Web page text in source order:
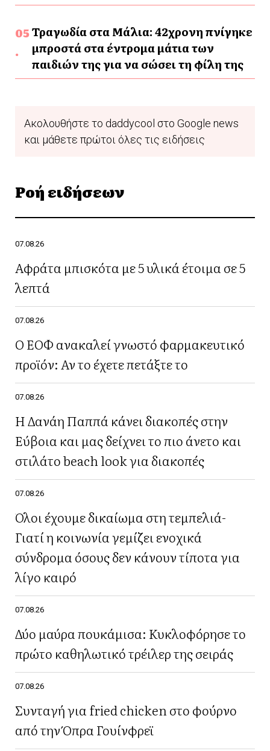
Τραγωδία στα Μάλια: 42χρονη πνίγηκε
μπροστά στα έντρομα μάτια των
παιδιών της για να σώσει τη φίλη της
Ακολουθήστε το daddycool στο Google news
και μάθετε πρώτοι όλες τις ειδήσεις
Ροή ειδήσεων
07.08.26
Αφράτα μπισκότα με 5 υλικά έτοιμα σε 5
λεπτά
07.08.26
Ο ΕΟΦ ανακαλεί γνωστό φαρμακευτικό
προϊόν: Αν το έχετε πετάξτε το
07.08.26
Η Δανάη Παππά κάνει διακοπές στην
Εύβοια και μας δείχνει το πιο άνετο και
στιλάτο beach look για διακοπές
07.08.26
Όλοι έχουμε δικαίωμα στη τεμπελιά-
Γιατί η κοινωνία γεμίζει ενοχικά
σύνδρομα όσους δεν κάνουν τίποτα για
λίγο καιρό
07.08.26
Δύο μαύρα πουκάμισα: Κυκλοφόρησε το
πρώτο καθηλωτικό τρέιλερ της σειράς
07.08.26
Συνταγή για fried chicken στο φούρνο
από την Όπρα Γουίνφρεϊ